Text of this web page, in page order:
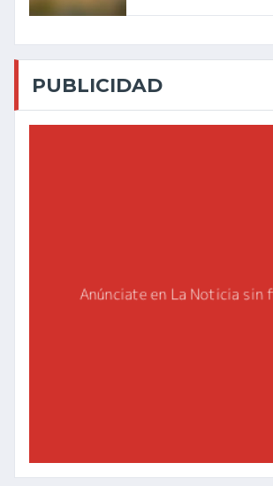
PUBLICIDAD